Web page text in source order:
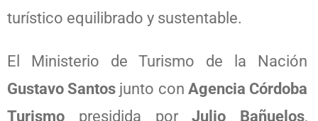
turístico equilibrado y sustentable.
El Ministerio de Turismo de la Nación
Gustavo Santos junto con Agencia Córdoba
Turismo presidida porJulio Bañuelos,